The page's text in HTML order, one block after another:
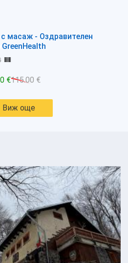
с масаж - Оздравителен
€115.00 €
Виж още